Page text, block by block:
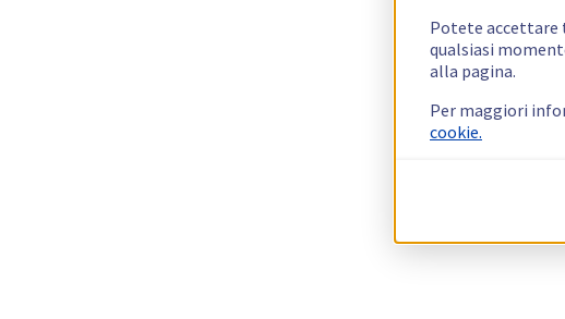
Potete accettare
qualsiasi
alla pagina.
Per maggiori
cookie.